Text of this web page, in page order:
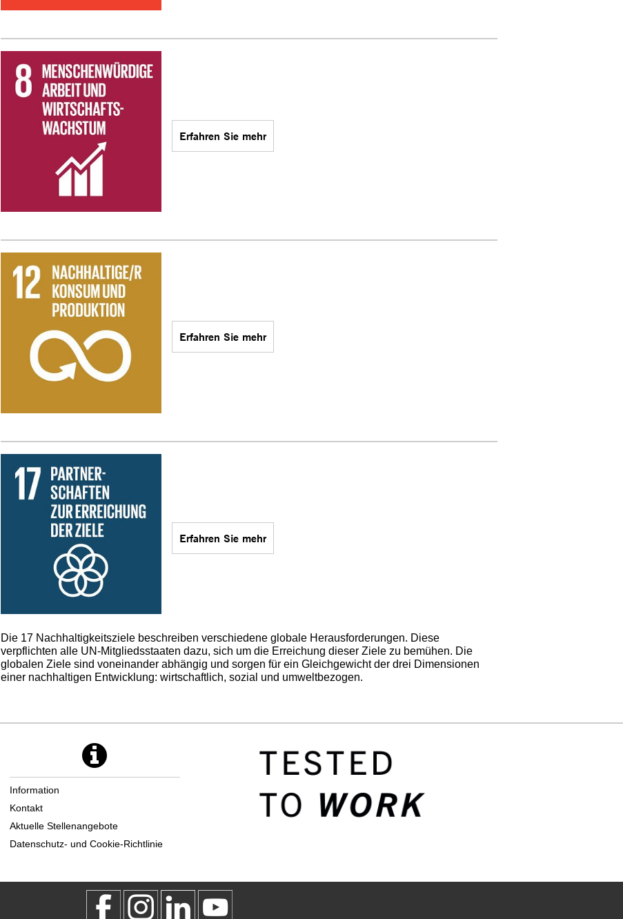
Erfahren Sie mehr
Erfahren Sie mehr
Erfahren Sie mehr
Die 17 Nachhaltigkeitsziele beschreiben verschiedene globale Herausforderungen. Diese
verpflichten alle UN-Mitgliedsstaaten dazu, sich um die Erreichung dieser Ziele zu bemühen. Die
globalen Ziele sind voneinander abhängig und sorgen für ein Gleichgewicht der drei Dimensionen
einer nachhaltigen Entwicklung: wirtschaftlich, sozial und umweltbezogen.
Information
Kontakt
Aktuelle Stellenangebote
Datenschutz- und Cookie-Richtlinie